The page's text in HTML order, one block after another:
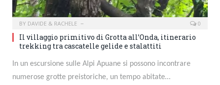
BY DAVIDE & RACHELE 0
Il villaggio primitivo di Grotta all’Onda, itinerario
trekking tra cascatelle gelide e stalattiti
In un escursione sulle Alpi Apuane si possono incontrare
numerose grotte preistoriche, un tempo abitate…